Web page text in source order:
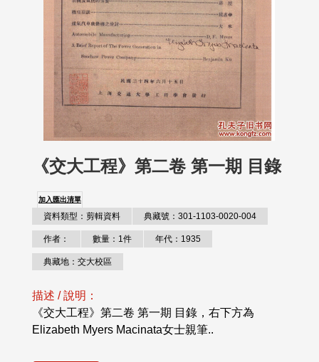
《交大工程》第二卷 第一期 目錄
加入匯出清單
資料類型：剪輯資料 典藏號：301-1103-0020-004
作者： 數量：1件 年代：1935
典藏地：交大校區
描述 / 說明：
《交大工程》第二卷 第一期 目錄，右下方為
Elizabeth Myers Macinata女士親筆..